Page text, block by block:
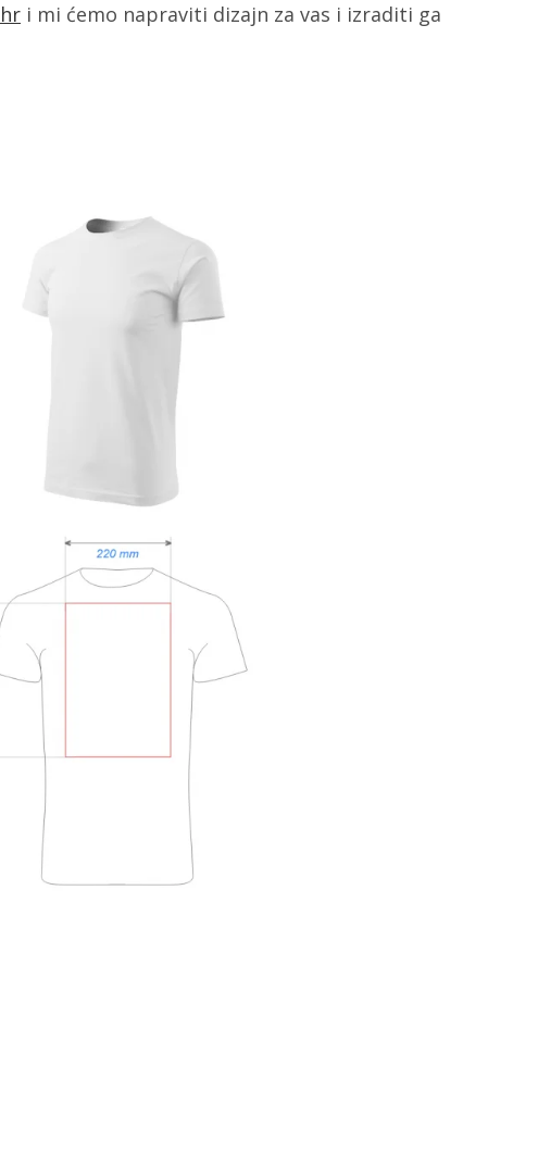
i mi ćemo napraviti dizajn za vas i izraditi ga